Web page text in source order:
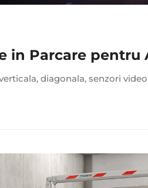
in Parcare pentru
diagonala, senzori